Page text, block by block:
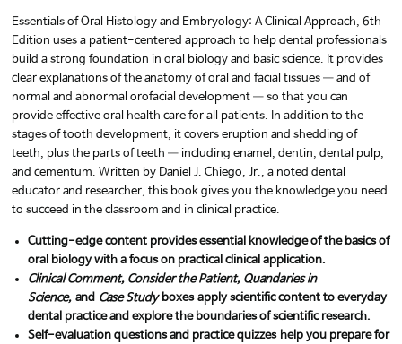
Essentials of Oral Histology and Embryology: A Clinical Approach, 6th
Edition uses a patient-centered approach to help dental professionals
build a strong foundation in oral biology and basic science. It provides
clear explanations of the anatomy of oral and facial tissues ― and of
normal and abnormal orofacial development ― so that you can
provide effective oral health care for all patients. In addition to the
stages of tooth development, it covers eruption and shedding of
teeth, plus the parts of teeth ― including enamel, dentin, dental pulp,
and cementum. Written by Daniel J. Chiego, Jr., a noted dental
educator and researcher, this book gives you the knowledge you need
to succeed in the classroom and in clinical practice.
Cutting-edge content provides essential knowledge of the basics of
oral biology with a focus on practical clinical application.
Clinical Comment, Consider the Patient, Quandaries in
Science,and Case Study boxesapply scientific content to everyday
dental practice and explore the boundaries of scientific research.
Self-evaluation questions and practice quizzeshelp you prepare for